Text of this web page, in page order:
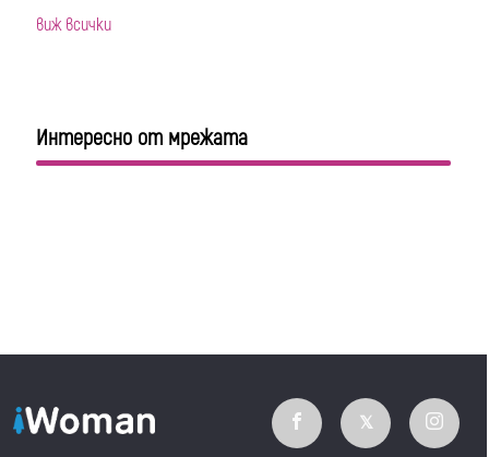
виж всички
Интересно от мрежата